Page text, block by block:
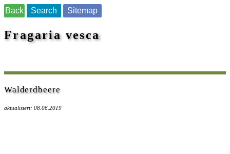
Back Search Sitemap
Fragaria vesca
Walderdbeere
aktualisiert: 08.06.2019